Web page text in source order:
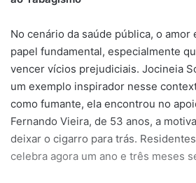
No cenário da saúde pública, o amor
papel fundamental, especialmente
vencer vícios prejudiciais. Jocineia
um exemplo inspirador nesse
como fumante, ela encontrou no
Fernando Vieira, de 53 anos, a
deixar o cigarro para trás.
celebra agora um ano e três meses